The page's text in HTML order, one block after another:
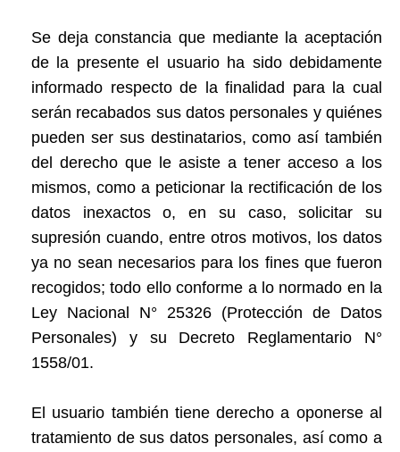
Se deja constancia que mediante la aceptación
de la presente el usuario ha sido debidamente
informado respecto de la finalidad para la cual
serán recabados sus datos personales y quiénes
pueden ser sus destinatarios, como así también
del derecho que le asiste a tener acceso a los
mismos, como a peticionar la rectificación de los
datos inexactos o, en su caso, solicitar su
supresión cuando, entre otros motivos, los datos
ya no sean necesarios para los fines que fueron
recogidos; todo ello conforme a lo normado en la
Ley Nacional N° 25326 (Protección de Datos
Personales) y su Decreto Reglamentario N°
1558/01.
El usuario también tiene derecho a oponerse al
tratamiento de sus datos personales, así como a